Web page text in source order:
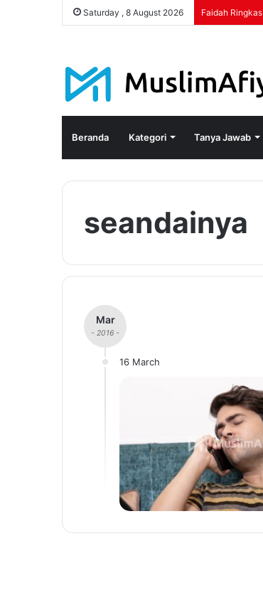
Saturday , 8 August 2026 Faidah Ringkas
Beranda Kategori Tanya Jawab
seandainya
Mar
- 2016 -
16 March